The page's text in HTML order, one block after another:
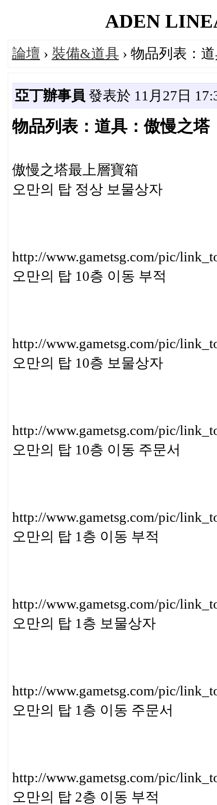
ADEN
論壇 › 裝備&道具 › 物品列表：
亞丁辦事員 發表於 11月27日
物品列表：道具：傲慢之塔
傲慢之塔最上層寶箱
오만의 탑 정상 보물상자
http://www.gametsg.com/pic/
오만의 탑 10층 이동 부적
http://www.gametsg.com/pic/
오만의 탑 10층 보물상자
http://www.gametsg.com/pic/
오만의 탑 10층 이동 주문서
http://www.gametsg.com/pic/
오만의 탑 1층 이동 부적
http://www.gametsg.com/pic/
오만의 탑 1층 보물상자
http://www.gametsg.com/pic/
오만의 탑 1층 이동 주문서
http://www.gametsg.com/pic/
오만의 탑 2층 이동 부적